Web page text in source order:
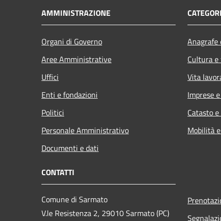
AMMINISTRAZIONE
Organi di Governo
Aree Amministrative
Uffici
Enti e fondazioni
Politici
Personale Amministrativo
Documenti e dati
Cultura
Vita
Imprese
Catasto
Mobilità
CONTATTI
Comune di Sarmato
V.le Resistenza 2, 29010 Sarmato (PC)